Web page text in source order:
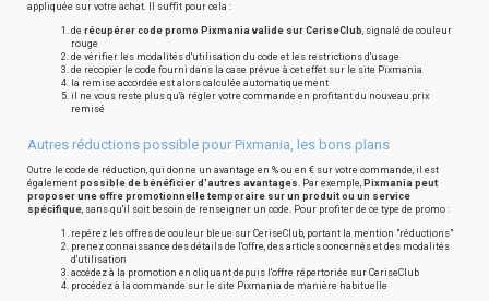
appliquée sur votre achat. Il suffit pour cela :
de récupérer code promo Pixmania valide sur CeriseClub, signalé de couleur
rouge
de vérifier les modalités d'utilisation du code et les restrictions d'usage
de recopier le code fourni dans la case prévue à cet effet sur le site Pixmania
la remise accordée est alors calculée automatiquement
il ne vous reste plus qu'à régler votre commande en profitant du nouveau prix
remisé
Autres réductions possible pour Pixmania, les bons plans
Outre le code de réduction, qui donne un avantage en % ou en € sur votre commande, il est
également possible de bénéficier d'autres avantages. Par exemple, Pixmania peut
proposer une offre promotionnelle temporaire sur un produit ou un service
spécifique, sans qu'il soit besoin de renseigner un code. Pour profiter de ce type de promo :
repérez les offres de couleur bleue sur CeriseClub, portant la mention "réductions"
prenez connaissance des détails de l'offre, des articles concernés et des modalités
d'utilisation
accédez à la promotion en cliquant depuis l'offre répertoriée sur CeriseClub
procédez à la commande sur le site Pixmania de manière habituelle